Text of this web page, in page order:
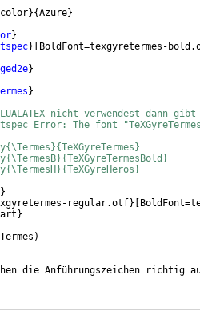
}{Azure}
}
} BoldFont=texgyretermes-
}
}
nicht verwendest dann
Error: The font
}
regular.otf}
}
)
die Anführungszeichen richtig